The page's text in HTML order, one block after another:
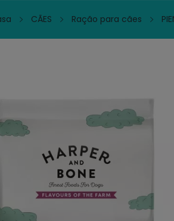
CÃES Ração para cães